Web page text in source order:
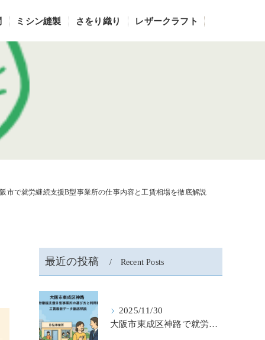
ミシン縫製 さをり織り レザークラフト
市で就労継続支援B型事業所の仕事内容と工賃相場を徹底解説
最近の投稿 Recent Posts
2025/11/30
大阪市東成区神路で就労継続支援b型事業所の選び方と利用料金・工賃最新データ徹底解説